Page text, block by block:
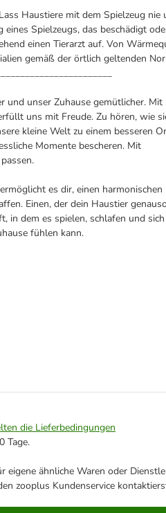
Haustiere mit dem Spielzeug
Spielzeugs, das beschädigt
einen Tierarzt auf. Von
gemäß der örtlich geltenden
und unser Zuhause gemütlicher. Mit
uns mit Freude. Zu hören, wie
kleine Welt zu einem besseren
Momente bescheren. Mit
ermöglicht es dir, einen harmonischen
Einen, der dein Haustier genauso
in dem es spielen, schlafen und sich
fühlen kann.
die Lieferbedingungen
Tage.
ähnliche Waren oder
zooplus Kundenservice